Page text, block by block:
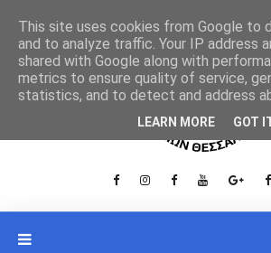
This site uses cookies from Google to
and to analyze traffic. Your IP address
shared with Google along with
metrics to ensure quality of service,
statistics, and to detect and address
LEARN MORE GOT